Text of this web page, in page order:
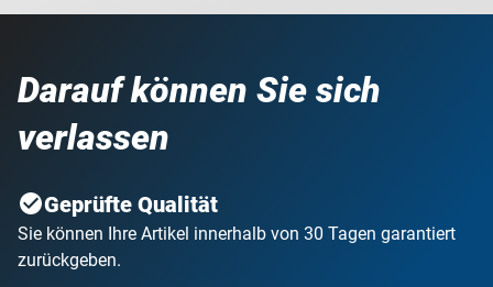
Darauf können Sie sich
verlassen
Geprüfte Qualität
Sie können Ihre Artikel innerhalb von 30 Tagen garantiert
zurückgeben.